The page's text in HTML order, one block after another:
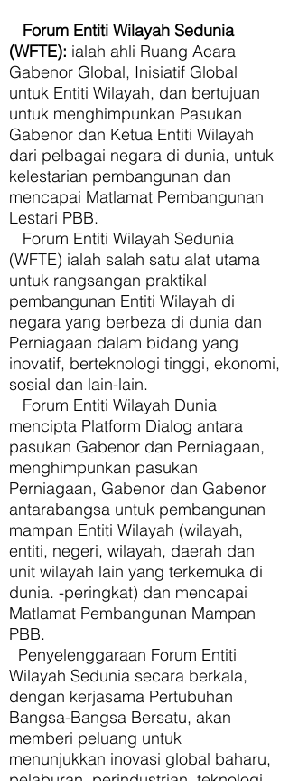
Forum Entiti Wilayah Sedunia
(WFTE): ialah ahli Ruang Acara
Gabenor Global, Inisiatif Global
untuk Entiti Wilayah, dan bertujuan
untuk menghimpunkan Pasukan
Gabenor dan Ketua Entiti Wilayah
dari pelbagai negara di dunia, untuk
kelestarian pembangunan dan
mencapai Matlamat Pembangunan
Lestari PBB.
Forum Entiti Wilayah Sedunia
(WFTE) ialah salah satu alat utama
untuk rangsangan praktikal
pembangunan Entiti Wilayah di
negara yang berbeza di dunia dan
Perniagaan dalam bidang yang
inovatif, berteknologi tinggi, ekonomi,
sosial dan lain-lain.
Forum Entiti Wilayah Dunia
mencipta Platform Dialog antara
pasukan Gabenor dan Perniagaan,
menghimpunkan pasukan
Perniagaan, Gabenor dan Gabenor
antarabangsa untuk pembangunan
mampan Entiti Wilayah (wilayah,
entiti, negeri, wilayah, daerah dan
unit wilayah lain yang terkemuka di
dunia. -peringkat) dan mencapai
Matlamat Pembangunan Mampan
PBB.
Penyelenggaraan Forum Entiti
Wilayah Sedunia secara berkala,
dengan kerjasama Pertubuhan
Bangsa-Bangsa Bersatu, akan
memberi peluang untuk
menunjukkan inovasi global baharu,